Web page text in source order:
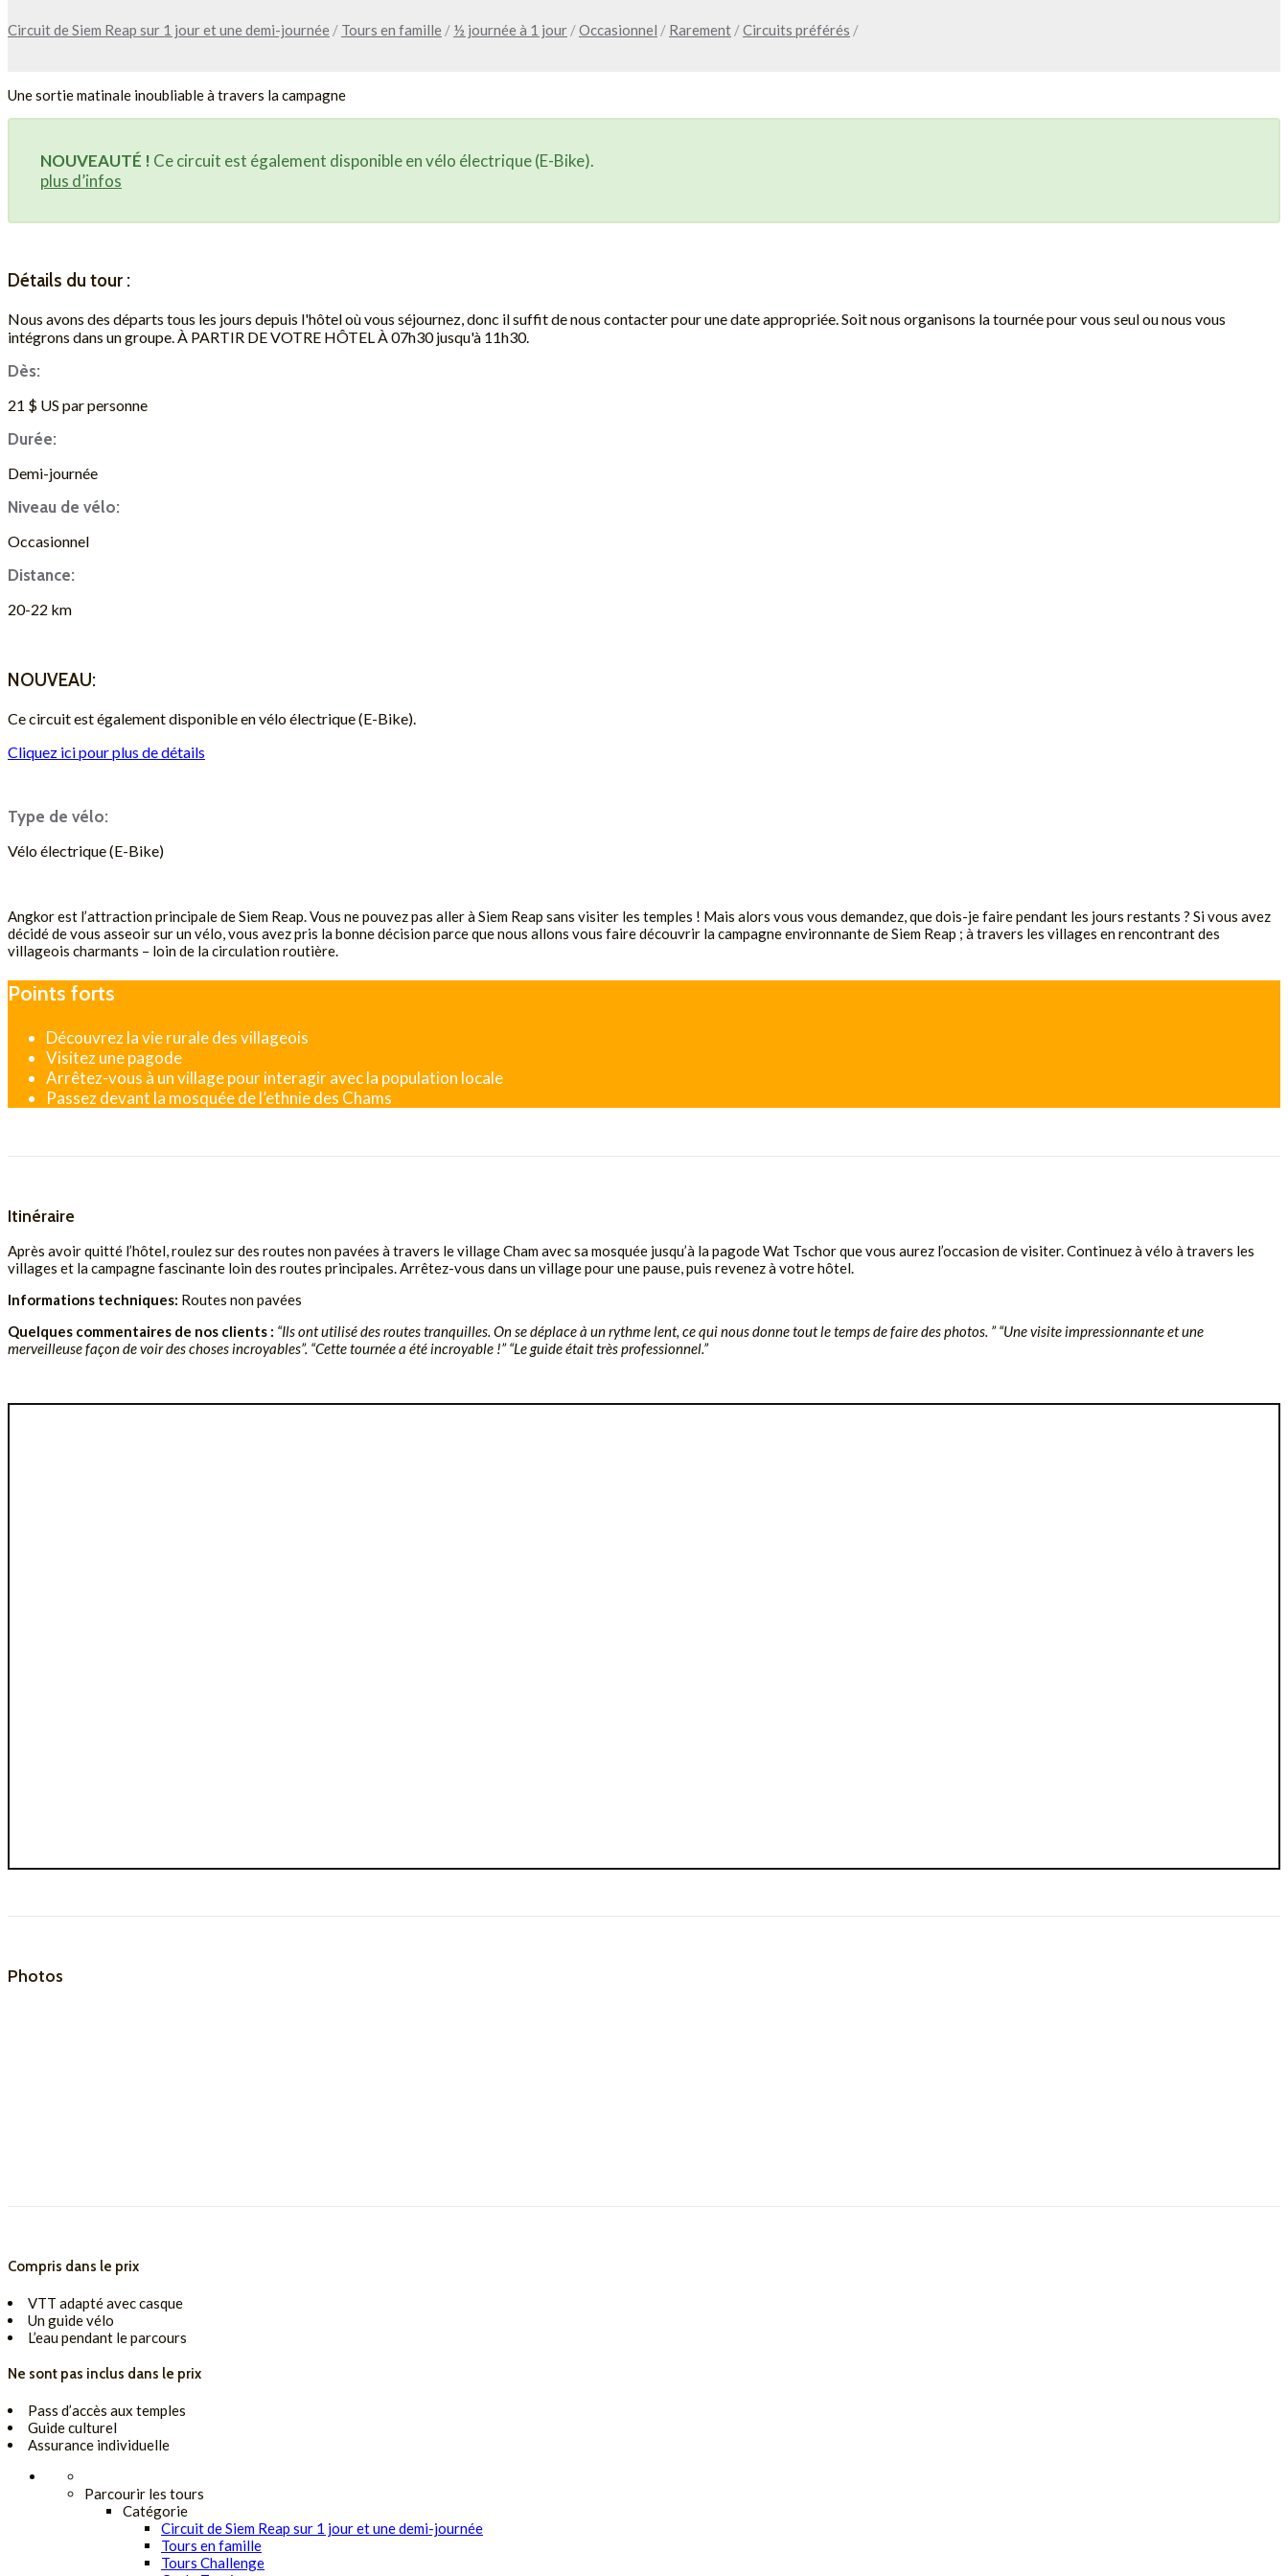
Circuit de Siem Reap sur 1 jour et une demi-journée / Tours en famille / ½ journée à 1 jour /Occasionnel / Rarement /Circuits préférés /
Une sortie matinale inoubliable à travers la campagne
NOUVEAUTÉ ! Ce circuit est également disponible en vélo électrique (E-Bike).
plus d’infos
Détails du tour :
Nous avons des départs tous les jours depuis l'hôtel où vous séjournez, donc il suffit de nous contacter pour une date appropriée. Soit nous organisons la tournée pour vous seul ou nous vous
intégrons dans un groupe. À PARTIR DE VOTRE HÔTEL À 07h30 jusqu'à 11h30.
Dès:
21 $ US par personne
Durée:
Demi-journée
Niveau de vélo:
Occasionnel
Distance:
20-22 km
NOUVEAU:
Ce circuit est également disponible en vélo électrique (E-Bike).
Cliquez ici pour plus de détails
Type de vélo:
Vélo électrique (E-Bike)
Angkor est l’attraction principale de Siem Reap. Vous ne pouvez pas aller à Siem Reap sans visiter les temples ! Mais alors vous vous demandez, que dois-je faire pendant les jours restants ? Si vous avez
décidé de vous asseoir sur un vélo, vous avez pris la bonne décision parce que nous allons vous faire découvrir la campagne environnante de Siem Reap ; à travers les villages en rencontrant des
villageois charmants – loin de la circulation routière.
Points forts
Découvrez la vie rurale des villageois
Visitez une pagode
Arrêtez-vous à un village pour interagir avec la population locale
Passez devant la mosquée de l’ethnie des Chams
Itinéraire
Après avoir quitté l’hôtel, roulez sur des routes non pavées à travers le village Cham avec sa mosquée jusqu’à la pagode Wat Tschor que vous aurez l’occasion de visiter. Continuez à vélo à travers les
villages et la campagne fascinante loin des routes principales. Arrêtez-vous dans un village pour une pause, puis revenez à votre hôtel.
Informations techniques: Routes non pavées
Quelques commentaires de nos clients : “Ils ont utilisé des routes tranquilles. On se déplace à un rythme lent, ce qui nous donne tout le temps de faire des photos. ” “Une visite impressionnante et une
merveilleuse façon de voir des choses incroyables”. “Cette tournée a été incroyable !” “Le guide était très professionnel.”
Photos
Compris dans le prix
VTT adapté avec casque
Un guide vélo
L’eau pendant le parcours
Ne sont pas inclus dans le prix
Pass d’accès aux temples
Guide culturel
Assurance individuelle
Parcourir les tours
Catégorie
Circuit de Siem Reap sur 1 jour et une demi-journée
Tours en famille
Tours Challenge